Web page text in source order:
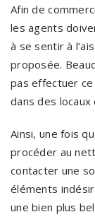
Afin de
les agents
à se sentir à
proposée.
pas effectuer
dans des locaux
Ainsi, une fois
procéder au
contacter une
éléments
une bien plus